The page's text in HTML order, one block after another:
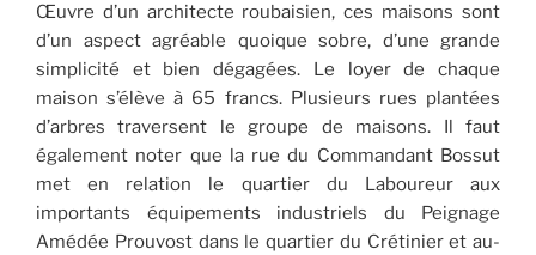
Œuvre d’un architecte roubaisien, ces maisons sont
d’un aspect agréable quoique sobre, d’une grande
simplicité et bien dégagées. Le loyer de chaque
maison s’élève à 65 francs. Plusieurs rues plantées
d’arbres traversent le groupe de maisons. Il faut
également noter que la rue du Commandant Bossut
met en relation le quartier du Laboureur aux
importants équipements industriels du Peignage
Amédée Prouvost dans le quartier du Crétinier et au-